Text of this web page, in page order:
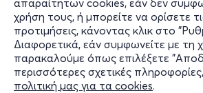
απαραίτητων cookies, εάν δεν
χρήση τους, ή μπορείτε να ορίσετε
προτιμήσεις, κάνοντας κλικ στο
Διαφορετικά, εάν συμφωνείτε με τη
παρακαλούμε όπως επιλέξετε
περισσότερες σχετικές
πολιτική μας για τα cookies.